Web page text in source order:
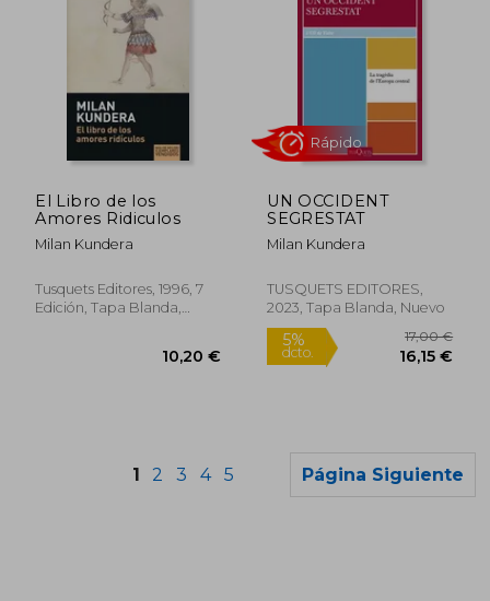
El Libro de los
Amores Ridiculos
Milan Kundera
Tusquets Editores, 1996, 7
Edición, Tapa Blanda,
UN OCCIDENT
SEGRESTAT
Milan Kundera
TUSQUETS EDITORES,
2023, Tapa Blanda, Nuevo
1 2 3 4 5 Página Siguiente